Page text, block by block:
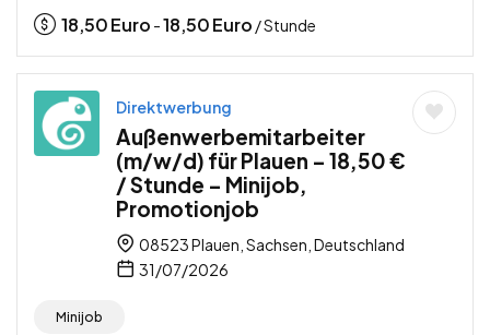
18,50Euro -18,50Euro / Stunde
Direktwerbung
Außenwerbemitarbeiter
(m/w/d) für Plauen – 18,50 €
/ Stunde – Minijob,
Promotionjob
08523 Plauen, Sachsen, Deutschland
31/07/2026
Minijob